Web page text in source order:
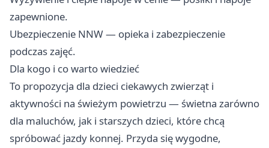
zapewnione.
Ubezpieczenie NNW — opieka i zabezpieczenie
podczas zajęć.
Dla kogo i co warto wiedzieć
To propozycja dla dzieci ciekawych zwierząt i
aktywności na świeżym powietrzu — świetna zarówno
dla maluchów, jak i starszych dzieci, które chcą
spróbować jazdy konnej. Przyda się wygodne,